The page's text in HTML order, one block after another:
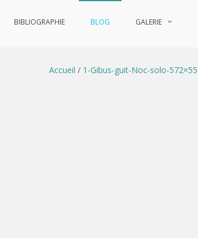
BIBLIOGRAPHIE BLOG GALERIE
Accueil / 1-Gibus-guit-Noc-solo-